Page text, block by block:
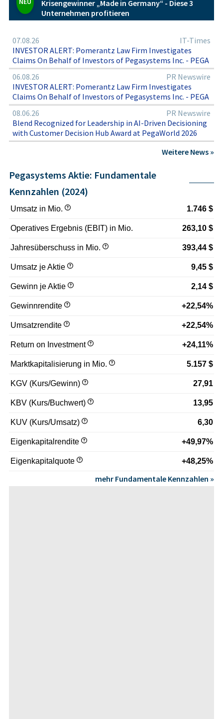
Krisengewinner „Made in Germany“ - Diese 3
Unternehmen profitieren
07.08.26
IT-Times
INVESTOR ALERT: Pomerantz Law Firm Investigates
Claims On Behalf of Investors of Pegasystems Inc. - PEGA
06.08.26
PR Newswire
INVESTOR ALERT: Pomerantz Law Firm Investigates
Claims On Behalf of Investors of Pegasystems Inc. - PEGA
08.06.26
PR Newswire
Blend Recognized for Leadership in AI-Driven Decisioning
with Customer Decision Hub Award at PegaWorld 2026
Weitere News »
Pegasystems Aktie: Fundamentale
Kennzahlen (2024)
Umsatz in Mio. 1.746 $
Operatives Ergebnis (EBIT) in Mio. 263,10 $
Jahresüberschuss in Mio. 393,44 $
Umsatz je Aktie 9,45 $
Gewinn je Aktie 2,14 $
Gewinnrendite +22,54%
Umsatzrendite +22,54%
Return on Investment +24,11%
Marktkapitalisierung in Mio. 5.157 $
KGV (Kurs/Gewinn) 27,91
KBV (Kurs/Buchwert) 13,95
KUV (Kurs/Umsatz) 6,30
Eigenkapitalrendite +49,97%
Eigenkapitalquote +48,25%
mehr Fundamentale Kennzahlen »